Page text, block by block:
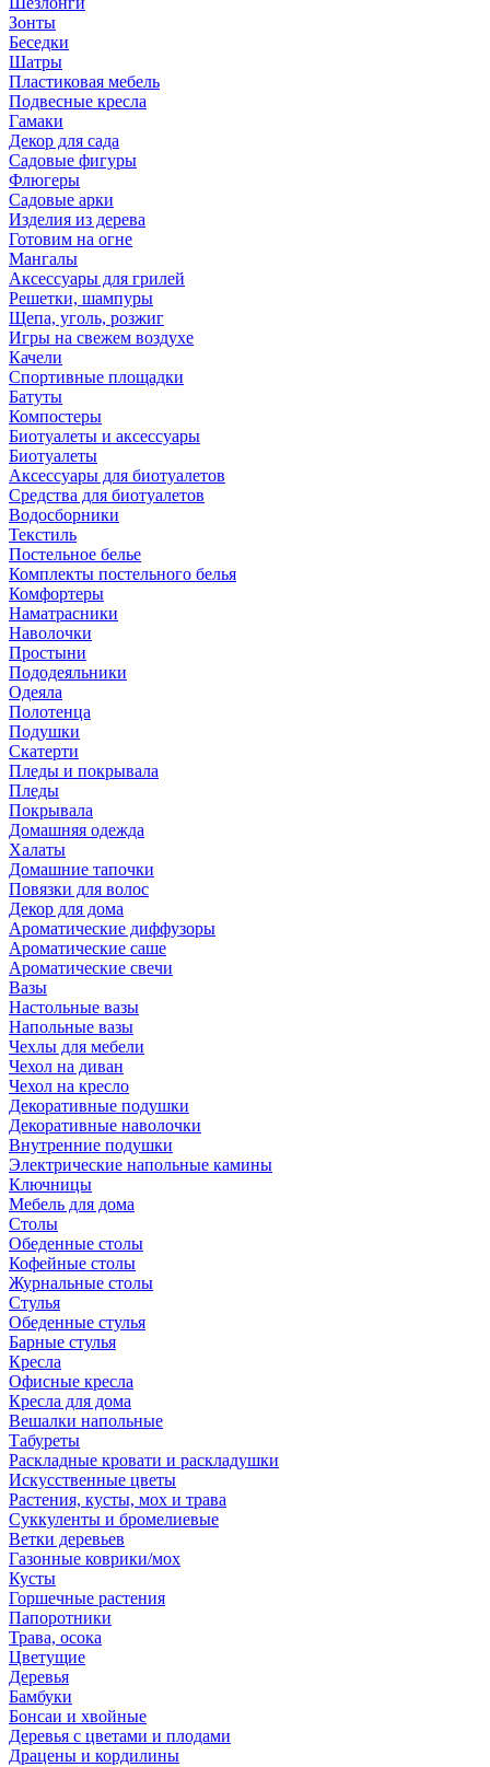
Зонты
Беседки
Шатры
Пластиковая мебель
Подвесные кресла
Гамаки
Декор для сада
Садовые фигуры
Флюгеры
Садовые арки
Изделия из дерева
Готовим на огне
Мангалы
Аксессуары для грилей
Решетки, шампуры
Щепа, уголь, розжиг
Игры на свежем воздухе
Качели
Спортивные площадки
Батуты
Компостеры
Биотуалеты и аксессуары
Биотуалеты
Аксессуары для биотуалетов
Средства для биотуалетов
Водосборники
Текстиль
Постельное белье
Комплекты постельного белья
Комфортеры
Наматрасники
Наволочки
Простыни
Пододеяльники
Одеяла
Полотенца
Подушки
Скатерти
Пледы и покрывала
Пледы
Покрывала
Домашняя одежда
Халаты
Домашние тапочки
Повязки для волос
Декор для дома
Ароматические диффузоры
Ароматические саше
Ароматические свечи
Вазы
Настольные вазы
Напольные вазы
Чехлы для мебели
Чехол на диван
Чехол на кресло
Декоративные подушки
Декоративные наволочки
Внутренние подушки
Электрические напольные камины
Ключницы
Мебель для дома
Столы
Обеденные столы
Кофейные столы
Журнальные столы
Стулья
Обеденные стулья
Барные стулья
Кресла
Офисные кресла
Кресла для дома
Вешалки напольные
Табуреты
Раскладные кровати и раскладушки
Искусственные цветы
Растения, кусты, мох и трава
Суккуленты и бромелиевые
Ветки деревьев
Газонные коврики/мох
Кусты
Горшечные растения
Папоротники
Трава, осока
Цветущие
Деревья
Бамбуки
Бонсаи и хвойные
Деревья с цветами и плодами
Драцены и кордилины